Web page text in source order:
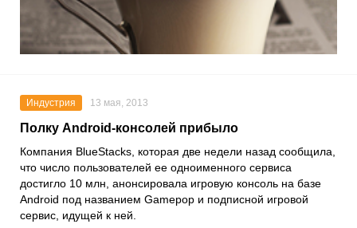
Индустрия 13 мая, 2013
Полку Android-консолей прибыло
Компания BlueStacks, которая две недели назад сообщила,
что число пользователей ее одноименного сервиса
достигло 10 млн, анонсировала игровую консоль на базе
Android под названием Gamepop и подписной игровой
сервис, идущей к ней.